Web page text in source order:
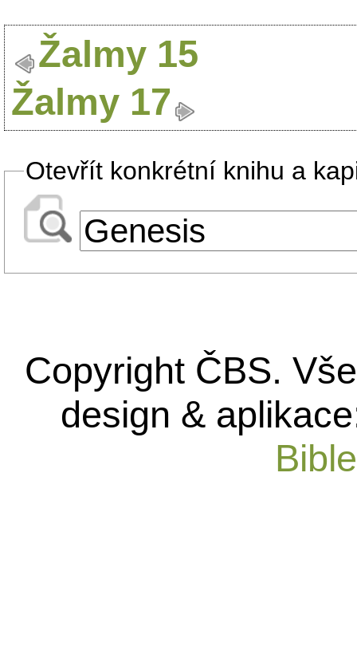
Žalmy 15
Žalmy 17
Otevřít konkrétní knihu a
Copyright ČBS.
design &